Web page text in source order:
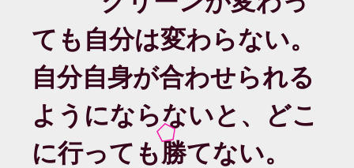
ても自分は変わらない。
自分自身が合わせられる
ようにならないと、どこ
に行っても勝てない。